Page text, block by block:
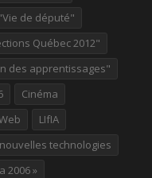
de député"
Québec 2012"
des apprentissages"
Cinéma
LIfIA
technologies
2006 »